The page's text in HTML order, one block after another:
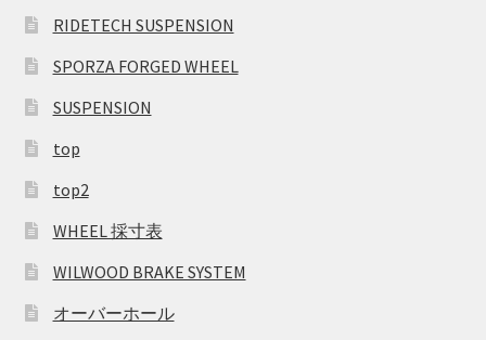
RIDETECH SUSPENSION
SPORZA FORGED WHEEL
SUSPENSION
top
top2
WHEEL 採寸表
WILWOOD BRAKE SYSTEM
オーバーホール